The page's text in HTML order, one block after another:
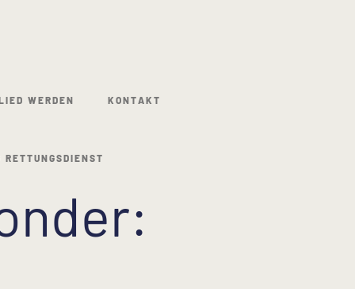
WERDEN KONTAKT
RETTUNGSDIENST